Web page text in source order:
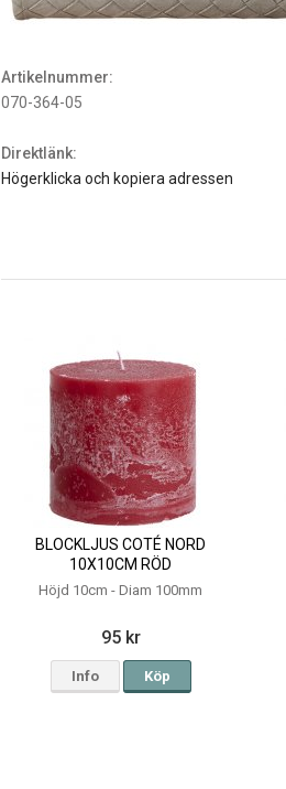
Artikelnummer:
070-364-05
Direktlänk:
Högerklicka och kopiera adressen
BLOCKLJUS COTÉ NORD
10X10CM RÖD
Höjd 10cm - Diam 100mm
95 kr
Info Köp